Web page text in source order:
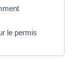
le permis